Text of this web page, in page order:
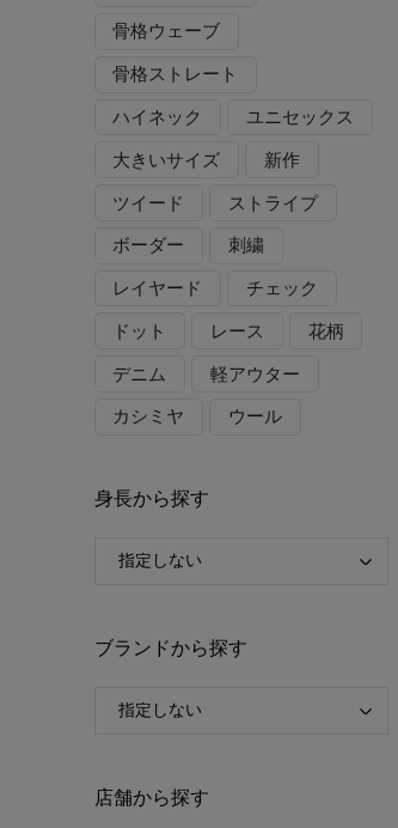
骨格ウェーブ
骨格ストレート
ハイネック
ユニセックス
大きいサイズ
新作
ツイード
ストライプ
ボーダー
刺繍
レイヤード
チェック
ドット
レース
花柄
デニム
軽アウター
カシミヤ
ウール
身長から探す
ブランドから探す
店舗から探す